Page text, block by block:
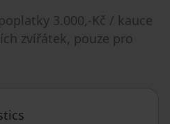
3.000,-Kč / kauce
zvířátek, pouze pro